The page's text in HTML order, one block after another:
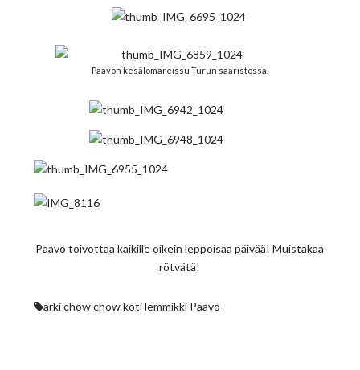
Paavon kesälomareissu Turun saaristossa.
Paavo toivottaa kaikille oikein leppoisaa päivää! Muistakaa
rötvätä!
arkichow chowkotilemmikki Paavo